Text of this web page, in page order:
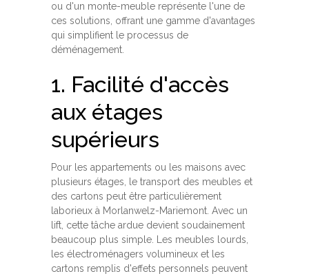
ou d'un monte-meuble représente l'une de
ces solutions, offrant une gamme d'avantages
qui simplifient le processus de
déménagement.
1. Facilité d'accès
aux étages
supérieurs
Pour les appartements ou les maisons avec
plusieurs étages, le transport des meubles et
des cartons peut être particulièrement
laborieux à Morlanwelz-Mariemont. Avec un
lift, cette tâche ardue devient soudainement
beaucoup plus simple. Les meubles lourds,
les électroménagers volumineux et les
cartons remplis d'effets personnels peuvent